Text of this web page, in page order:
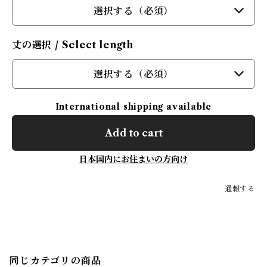
選択する（必須）
丈の選択 / Select length
選択する（必須）
International shipping available
Add to cart
日本国内にお住まいの方向け
通報する
同じカテゴリの商品